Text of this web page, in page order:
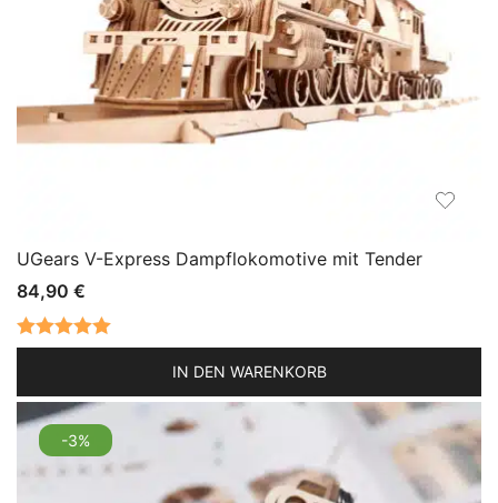
UGears V-Express Dampflokomotive mit Tender
84,90 €
Bewertet mit
IN DEN WARENKORB
-3%